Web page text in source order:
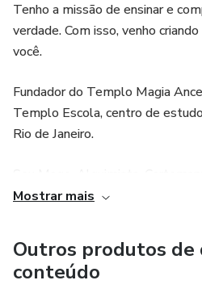
• A RODA DA FORTUNA
• OS TIPOS DE ORÁCULOS -
• ELEMENTOS QUE
• DUAL, TRÊS E 4 ELEMENTOS
• TIPOS DE CARTAS - DOS
AS CARTAS MAIS TEMIDAS
Tenho a missão de ensinar e
verdade. Com isso, venho
você.
Fundador do Templo Magia
Templo Escola, centro de
Rio de Janeiro.
pudores - mesmo que a verdade
lhe orientar com os valiosos
Mostrar mais
Outros produtos de
conteúdo